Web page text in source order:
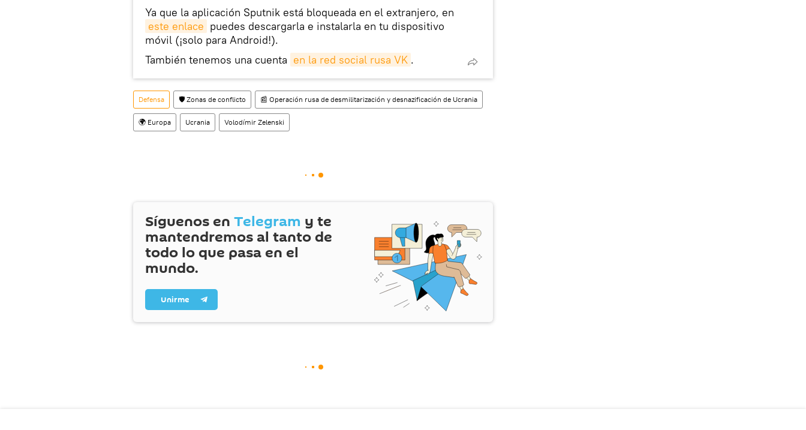
Ya que la aplicación Sputnik está bloqueada en el extranjero, en
este enlace puedes descargarla e instalarla en tu dispositivo
móvil (¡solo para Android!).
También tenemos una cuenta en la red social rusa VK .
Defensa 🛡️ Zonas de conflicto 📰 Operación rusa de desmilitarización y desnazificación de Ucrania
🌍 Europa Ucrania Volodímir Zelenski
Síguenos en Telegram y te
mantendremos al tanto de
todo lo que pasa en el
mundo.
Unirme